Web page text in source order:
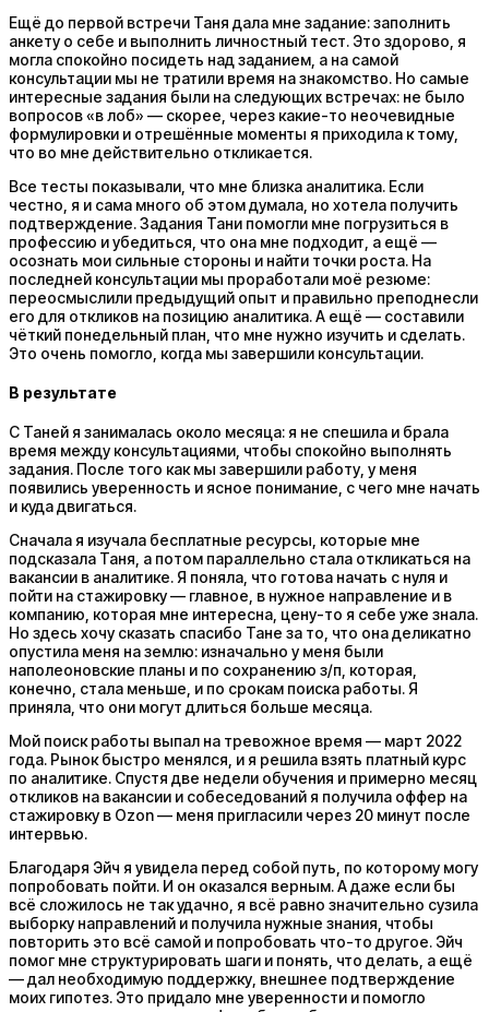
Ещё до первой встречи Таня дала мне задание: заполнить
анкету о себе и выполнить личностный тест. Это здорово, я
могла спокойно посидеть над заданием, а на самой
консультации мы не тратили время на знакомство. Но самые
интересные задания были на следующих встречах: не было
вопросов «в лоб» — скорее, через какие-то неочевидные
формулировки и отрешённые моменты я приходила к тому,
что во мне действительно откликается.
Все тесты показывали, что мне близка аналитика. Если
честно, я и сама много об этом думала, но хотела получить
подтверждение. Задания Тани помогли мне погрузиться в
профессию и убедиться, что она мне подходит, а ещё —
осознать мои сильные стороны и найти точки роста. На
последней консультации мы проработали моё резюме:
переосмыслили предыдущий опыт и правильно преподнесли
его для откликов на позицию аналитика. А ещё — составили
чёткий понедельный план, что мне нужно изучить и сделать.
Это очень помогло, когда мы завершили консультации.
В результате
С Таней я занималась около месяца: я не спешила и брала
время между консультациями, чтобы спокойно выполнять
задания. После того как мы завершили работу, у меня
появились уверенность и ясное понимание, с чего мне начать
и куда двигаться.
Сначала я изучала бесплатные ресурсы, которые мне
подсказала Таня, а потом параллельно стала откликаться на
вакансии в аналитике. Я поняла, что готова начать с нуля и
пойти на стажировку — главное, в нужное направление и в
компанию, которая мне интересна, цену-то я себе уже знала.
Но здесь хочу сказать спасибо Тане за то, что она деликатно
опустила меня на землю: изначально у меня были
наполеоновские планы и по сохранению з/п, которая,
конечно, стала меньше, и по срокам поиска работы. Я
приняла, что они могут длиться больше месяца.
Мой поиск работы выпал на тревожное время — март 2022
года. Рынок быстро менялся, и я решила взять платный курс
по аналитике. Спустя две недели обучения и примерно месяц
откликов на вакансии и собеседований я получила оффер на
стажировку в Ozon — меня пригласили через 20 минут после
интервью.
Благодаря Эйч я увидела перед собой путь, по которому могу
попробовать пойти. И он оказался верным. А даже если бы
всё сложилось не так удачно, я всё равно значительно сузила
выборку направлений и получила нужные знания, чтобы
повторить это всё самой и попробовать что-то другое. Эйч
помог мне структурировать шаги и понять, что делать, а ещё
— дал необходимую поддержку, внешнее подтверждение
моих гипотез. Это придало мне уверенности и помогло